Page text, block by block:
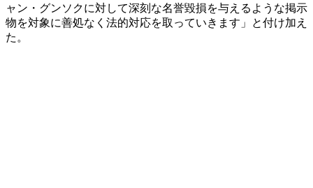
ャン・グンソクに対して深刻な名誉毀損を与えるような掲示
物を対象に善処なく法的対応を取っていきます」と付け加え
た。